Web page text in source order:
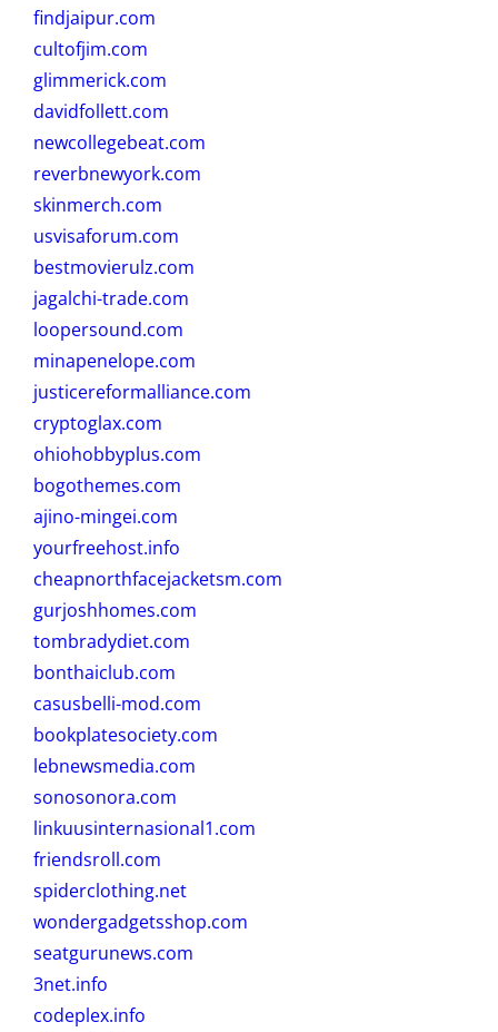
findjaipur.com
cultofjim.com
glimmerick.com
davidfollett.com
newcollegebeat.com
reverbnewyork.com
skinmerch.com
usvisaforum.com
bestmovierulz.com
jagalchi-trade.com
loopersound.com
minapenelope.com
justicereformalliance.com
cryptoglax.com
ohiohobbyplus.com
bogothemes.com
ajino-mingei.com
yourfreehost.info
cheapnorthfacejacketsm.com
gurjoshhomes.com
tombradydiet.com
bonthaiclub.com
casusbelli-mod.com
bookplatesociety.com
lebnewsmedia.com
sonosonora.com
linkuusinternasional1.com
friendsroll.com
spiderclothing.net
wondergadgetsshop.com
seatgurunews.com
3net.info
codeplex.info